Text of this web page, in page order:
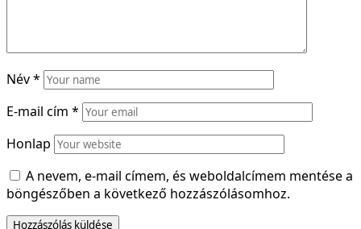
Név*
E-mail cím *
Honlap
A nevem, e-mail címem, és weboldalcímem mentése a
böngészőben a következő hozzászólásomhoz.